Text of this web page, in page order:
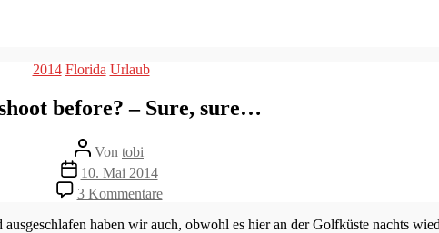
Kategorien
2014 Florida Urlaub
before? – Sure, sure…
Beitragsautor
Von tobi
Veröffentlichungsdatum
10. Mai 2014
3 Kommentarezu
Did
you
haben wir auch, obwohl es hier an der Golfküste nachts